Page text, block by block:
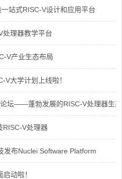
站式RISC-V设计和应用平台
处理器教学平台
V产业生态布局
V大学计划上线啦！
坛——蓬勃发展的RISC-V处理器生态
RISC-V处理器
发布Nuclei Software Platform
动啦！